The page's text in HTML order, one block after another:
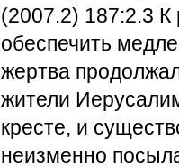
(2007.2) 187:2.3 К
обеспечить
жертва
жители
кресте, и
неизменно